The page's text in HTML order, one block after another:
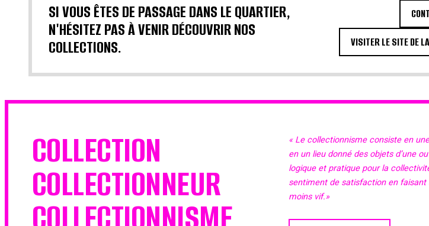
SI VOUS ÊTES DE PASSAGE DANS LE QUARTIER,
N'HÉSITEZ PAS À VENIR DÉCOUVRIR NOS
COLLECTIONS.
VISITER LE SITE DE
COLLECTION
COLLECTIONNEUR
« Le collectionnisme consiste en
en un lieu donné des objets d’une
logique et pratique pour la
sentiment de satisfaction en
moins vif.»